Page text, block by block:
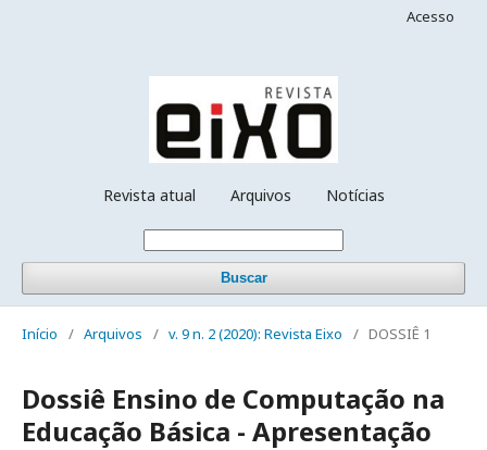
Revista atual Arquivos Notícias
Buscar
Acesso
Início / Arquivos / v. 9 n. 2 (2020): Revista Eixo / DOSSIÊ 1
Dossiê Ensino de Computação na
Educação Básica - Apresentação